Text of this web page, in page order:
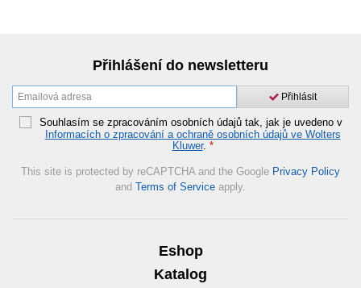
Přihlášení do newsletteru
Přihlásit
Souhlasím se zpracováním osobních údajů tak, jak je uvedeno v
Informacích o zpracování a ochraně osobních údajů ve Wolters
Kluwer. *
This site is protected by reCAPTCHA and the Google Privacy Policy
and Terms of Service apply.
Eshop
Katalog